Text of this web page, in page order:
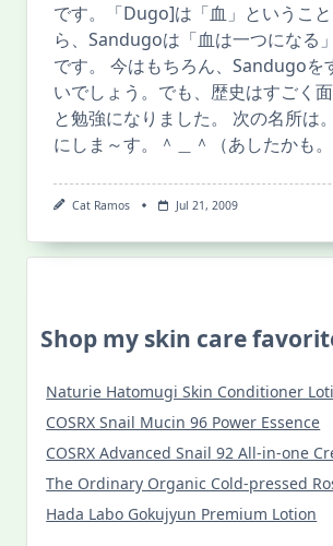
です。「Dugo]は「血」というこ
ら、Sandugoは「血は一つになる
です。 今はもちろん、Sandugoを
いでしょう。でも、歴史はすごく
と勉強になりました。 次の名所は
にしま～す。＾＿＾（あしたかも。
Cat Ramos Jul 21, 2009
Shop my skin care
Naturie Hatomugi Skin Conditioner
COSRX Snail Mucin 96 Power Essence
COSRX Advanced Snail 92 All-in-one
The Ordinary Organic Cold-pressed
Hada Labo Gokujyun Premium Lotion